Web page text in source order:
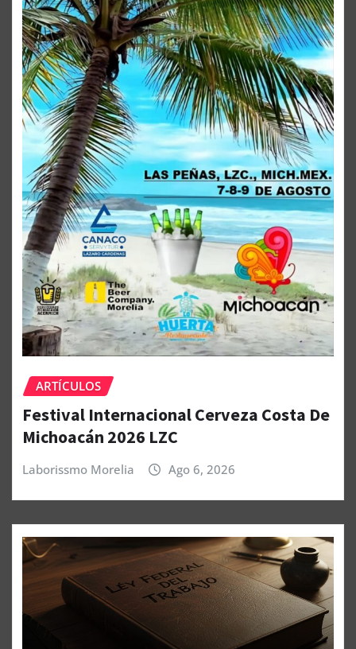
ARTÍCULOS
Festival Internacional Cerveza Costa De
Michoacán 2026 LZC
Laborissmo Morelia Ago 6, 2026